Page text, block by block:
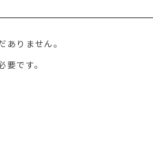
りません。
要です。